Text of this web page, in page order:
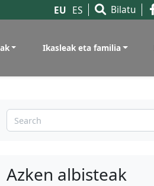
EU ES Bilatu
Ikasleak eta familia
Azken albisteak